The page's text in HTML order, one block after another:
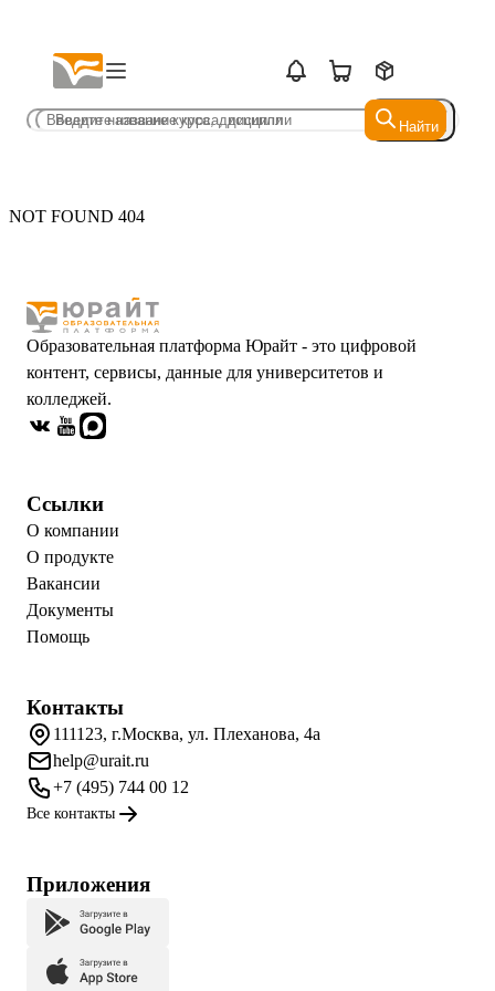
Найти
Найти
NOT FOUND 404
Образовательная платформа Юрайт - это цифровой
контент, сервисы, данные для университетов и
колледжей.
Ссылки
О компании
О продукте
Вакансии
Документы
Помощь
Контакты
111123, г.Москва, ул. Плеханова, 4а
help@urait.ru
+7 (495) 744 00 12
Все контакты
Приложения